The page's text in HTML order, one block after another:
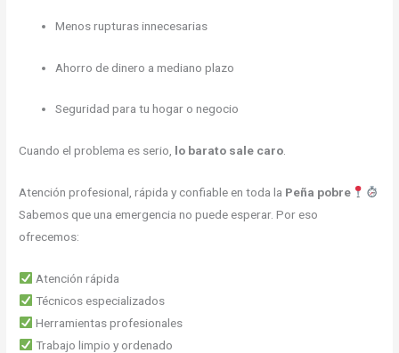
Menos rupturas innecesarias
Ahorro de dinero a mediano plazo
Seguridad para tu hogar o negocio
Cuando el problema es serio, lo barato sale caro.
Atención profesional, rápida y confiable en toda la Peña pobre
Sabemos que una emergencia no puede esperar. Por eso
ofrecemos:
Atención rápida
Técnicos especializados
Herramientas profesionales
Trabajo limpio y ordenado